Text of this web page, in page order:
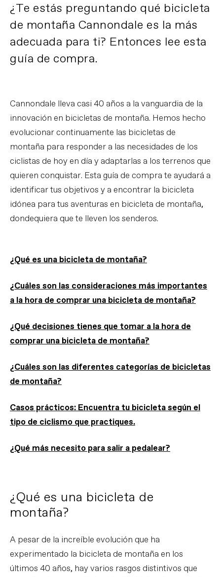
¿Te estás preguntando qué bicicleta
de montaña Cannondale es la más
adecuada para ti? Entonces lee esta
guía de compra.
Cannondale lleva casi 40 años a la vanguardia de la
innovación en bicicletas de montaña. Hemos hecho
evolucionar continuamente las bicicletas de
montaña para responder a las necesidades de los
ciclistas de hoy en día y adaptarlas a los terrenos que
quieren conquistar. Esta guía de compra te ayudará a
identificar tus objetivos y a encontrar la bicicleta
idónea para tus aventuras en bicicleta de montaña,
dondequiera que te lleven los senderos.
¿Qué es una bicicleta de montaña?
¿Cuáles son las consideraciones más importantes
a la hora de comprar una bicicleta de montaña?
¿Qué decisiones tienes que tomar a la hora de
comprar una bicicleta de montaña?
¿Cuáles son las diferentes categorías de bicicletas
de montaña?
Casos prácticos: Encuentra tu bicicleta según el
tipo de ciclismo que practiques.
¿Qué más necesito para salir a pedalear?
¿Qué es una bicicleta de
montaña?
A pesar de la increíble evolución que ha
experimentado la bicicleta de montaña en los
últimos 40 años, hay varios rasgos distintivos que